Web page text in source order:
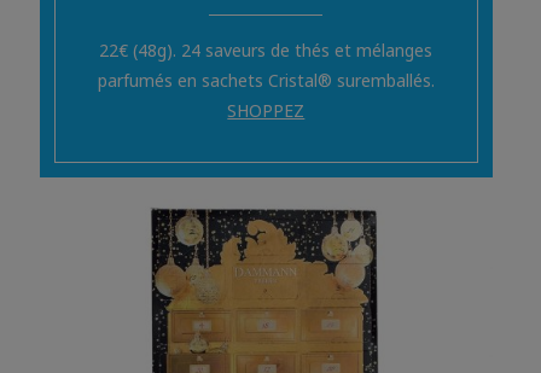
22€ (48g). 24 saveurs de thés et mélanges
parfumés en sachets Cristal® suremballés.
SHOPPEZ